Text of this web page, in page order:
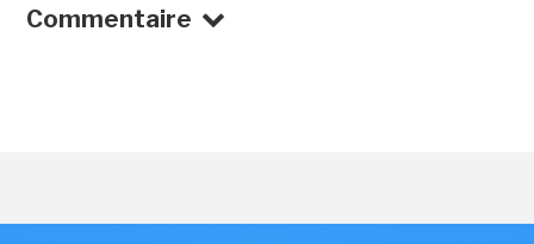
Commentaire